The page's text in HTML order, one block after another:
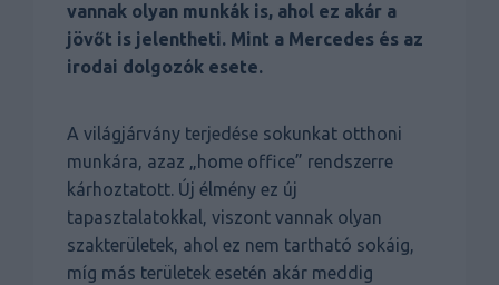
vannak olyan munkák is, ahol ez akár a
jövőt is jelentheti. Mint a Mercedes és az
irodai dolgozók esete.
A világjárvány terjedése sokunkat otthoni
munkára, azaz „home office” rendszerre
kárhoztatott. Új élmény ez új
tapasztalatokkal, viszont vannak olyan
szakterületek, ahol ez nem tartható sokáig,
míg más területek esetén akár meddig